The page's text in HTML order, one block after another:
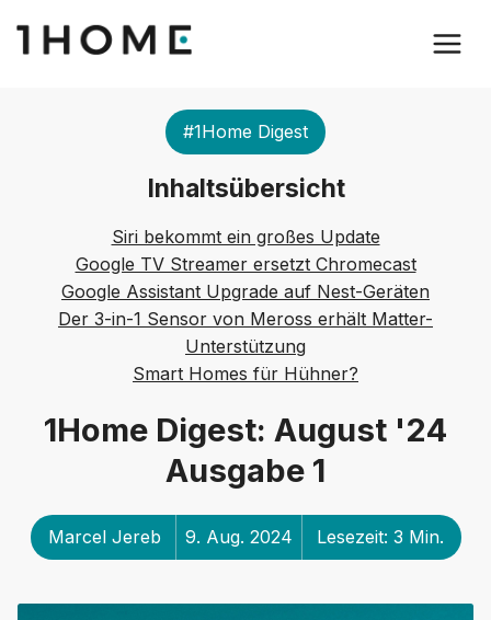
#1Home Digest
Inhaltsübersicht
Siri bekommt ein großes Update
Google TV Streamer ersetzt Chromecast
Google Assistant Upgrade auf Nest-Geräten
Der 3-in-1 Sensor von Meross erhält Matter-
Unterstützung
Smart Homes für Hühner?
1Home Digest: August '24
Ausgabe 1
Marcel Jereb 9. Aug. 2024 Lesezeit: 3 Min.